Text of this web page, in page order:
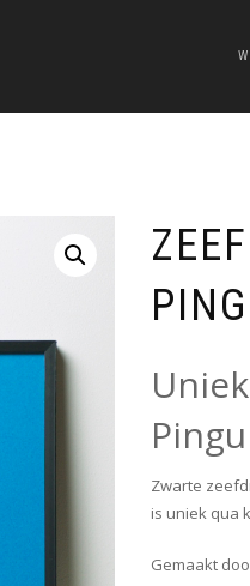
Zwarte
is uniek qua
Gemaakt